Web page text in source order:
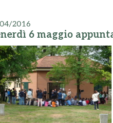
2016
6 maggio